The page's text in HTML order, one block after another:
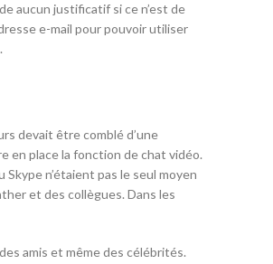
aucun justificatif si ce n’est de
e-mail pour pouvoir utiliser
.
devait être comblé d’une
en place la fonction de chat vidéo.
n’étaient pas le seul moyen
et des collègues. Dans les
amis et même des célébrités.